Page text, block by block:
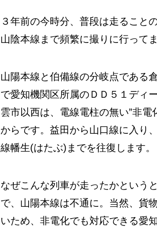
３年前の今時分、普段は走ること
山陰本線まで頻繁に撮りに行ってま
山陽本線と伯備線の分岐点である
で愛知機関区所属のＤＤ５１ディ
雲市以西は、電線電柱の無い”非
からです。益田から山口線に入り
線幡生(はたぶ)までを往復します。
なぜこんな列車が走ったかという
で、山陽本線は不通に。当然、貨
いため、非電化でも対応できる愛